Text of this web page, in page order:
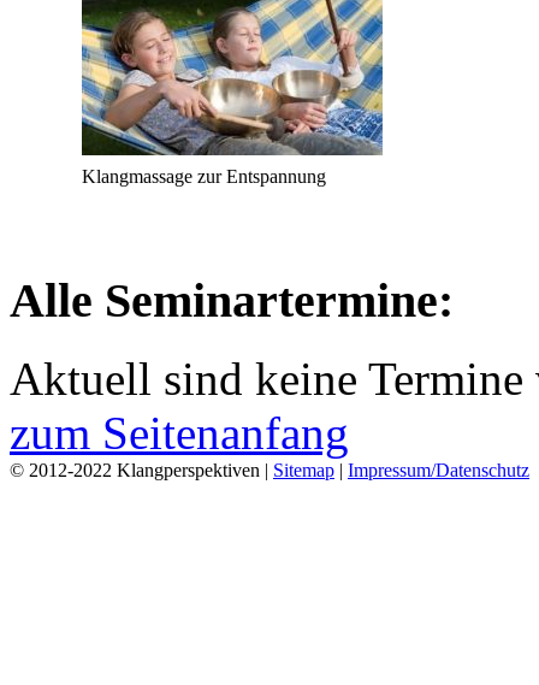
Klangmassage zur Entspannung
Alle Seminartermine:
Aktuell sind keine Termine
zum Seitenanfang
© 2012-2022 Klangperspektiven | Sitemap | Impressum/Datenschutz